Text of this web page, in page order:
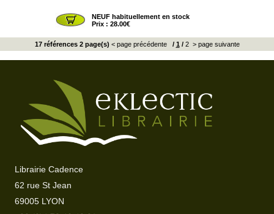
NEUF habituellement en stock
Prix : 28.00€
17 références 2 page(s) < page précédente/ 1 /2 > page suivante
Librairie Cadence
62 rue St Jean
69005 LYON